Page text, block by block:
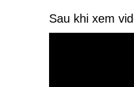
Sau khi xem